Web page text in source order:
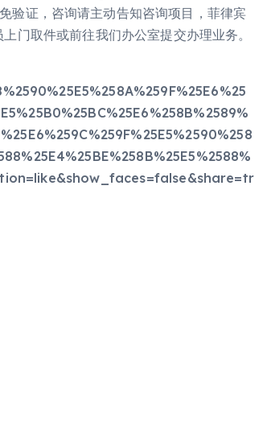
证，咨询请主动告知咨询项目，菲律宾
门取件或前往我们办公室提交办理业务。